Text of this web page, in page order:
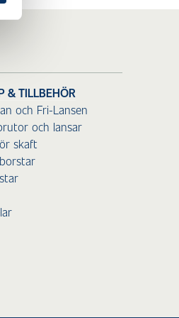
& TILLBEHÖR
och Fri-Lansen
och lansar
skaft